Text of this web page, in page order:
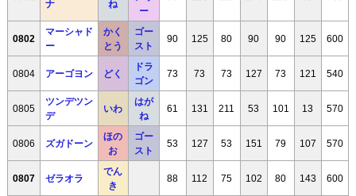
ナ
ね
ー
0802
マーシャド
ー
かく
とう
ゴー
スト
90 125 80 90 90 125 600
0804 アーゴヨン どく
ドラ
ゴン
73 73 73 127 73 121 540
0805
ツンデツン
デ
いわ
はが
ね
61 131 211 53 101 13 570
0806 ズガドーン
ほの
お
ゴー
スト
53 127 53 151 79 107 570
0807 ゼラオラ
でん
き
88 112 75 102 80 143 600